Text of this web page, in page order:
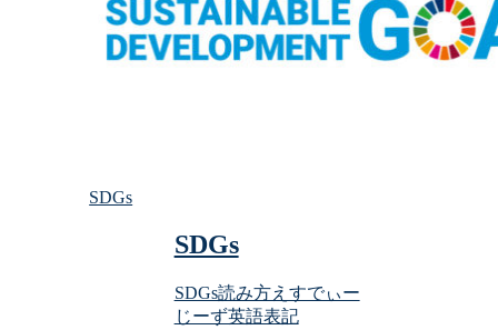
SDGs
SDGs
SDGs読み方えすでぃー
じーず英語表記